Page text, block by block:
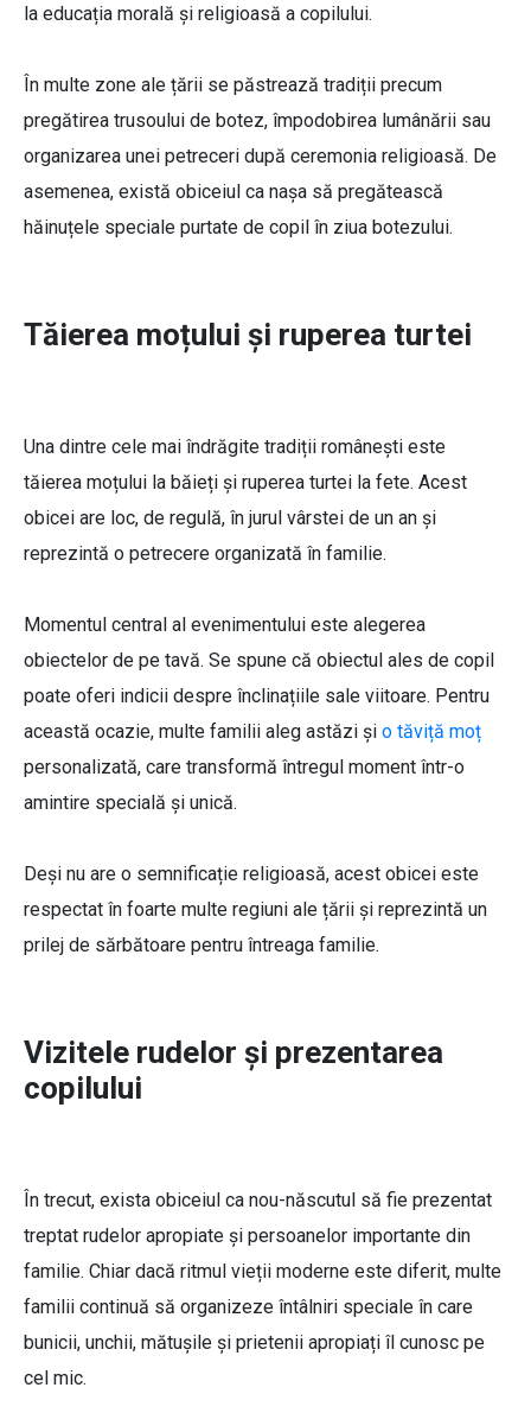
la educația morală și religioasă a copilului.
În multe zone ale țării se păstrează tradiții precum
pregătirea trusoului de botez, împodobirea lumânării sau
organizarea unei petreceri după ceremonia religioasă. De
asemenea, există obiceiul ca nașa să pregătească
hăinuțele speciale purtate de copil în ziua botezului.
Tăierea moțului și ruperea turtei
Una dintre cele mai îndrăgite tradiții românești este
tăierea moțului la băieți și ruperea turtei la fete. Acest
obicei are loc, de regulă, în jurul vârstei de un an și
reprezintă o petrecere organizată în familie.
Momentul central al evenimentului este alegerea
obiectelor de pe tavă. Se spune că obiectul ales de copil
poate oferi indicii despre înclinațiile sale viitoare. Pentru
această ocazie, multe familii aleg astăzi și o tăviță moț
personalizată, care transformă întregul moment într-o
amintire specială și unică.
Deși nu are o semnificație religioasă, acest obicei este
respectat în foarte multe regiuni ale țării și reprezintă un
prilej de sărbătoare pentru întreaga familie.
Vizitele rudelor și prezentarea
copilului
În trecut, exista obiceiul ca nou-născutul să fie prezentat
treptat rudelor apropiate și persoanelor importante din
familie. Chiar dacă ritmul vieții moderne este diferit, multe
familii continuă să organizeze întâlniri speciale în care
bunicii, unchii, mătușile și prietenii apropiați îl cunosc pe
cel mic.